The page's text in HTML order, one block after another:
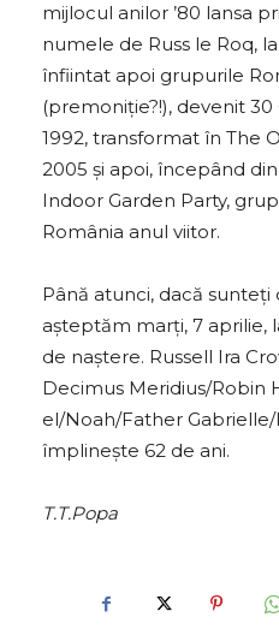
mijlocul anilor ’80 lansa
numele de Russ le Roq,
înfiintat apoi grupurile
(premoniție?!), devenit
1992, transformat în The
2005 și apoi, începând
Indoor Garden Party,
România anul viitor.
Până atunci, dacă sunteţi
aşteptăm marți, 7 aprilie,
de naștere. Russell Ira
Decimus Meridius/Robin
el/Noah/Father
împlinește 62 de ani.
T.T.Popa